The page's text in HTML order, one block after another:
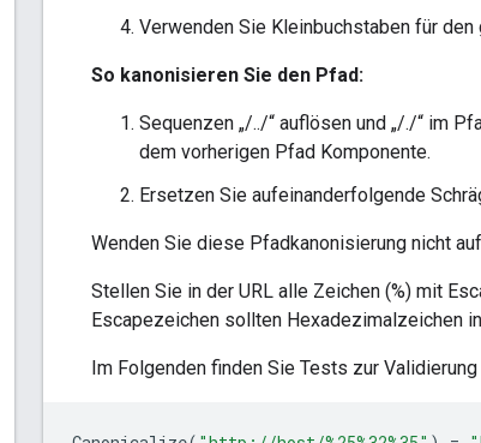
Verwenden Sie Kleinbuchstaben für den
So kanonisieren Sie den Pfad:
Sequenzen „/../“ auflösen und „/./“ im
dem vorherigen Pfad Komponente.
Ersetzen Sie aufeinanderfolgende
Wenden Sie diese Pfadkanonisierung nicht
Stellen Sie in der URL alle Zeichen (%) mit
Escapezeichen sollten Hexadezimalzeichen
Im Folgenden finden Sie Tests zur